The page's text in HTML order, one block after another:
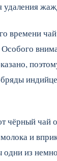
удаления
времени
чёрный чай
и
из